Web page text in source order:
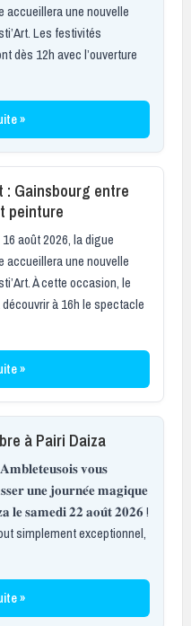
accueillera une nouvelle
Les festivités
dès 12h avec l’ouverture
»
: Gainsbourg entre
peinture
août 2026, la digue
accueillera une nouvelle
À cette occasion, le
à 16h le spectacle
»
à Pairi Daiza
𝐯𝐨𝐮𝐬
𝐮𝐧𝐞 𝐣𝐨𝐮𝐫𝐧𝐞́𝐞 𝐦𝐚𝐠𝐢𝐪𝐮𝐞
𝐥𝐞 𝐬𝐚𝐦𝐞𝐝𝐢 𝟐𝟐 𝐚𝐨𝐮̂𝐭 𝟐𝟎𝟐𝟔 !
simplement exceptionnel,
»